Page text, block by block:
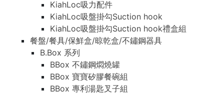
KiahLoc吸力配件
KiahLoc吸盤掛勾Suction hook
KiahLoc吸盤掛勾Suction hook禮盒組
餐盤/餐具/保鮮盒/晾乾盒/不鏽鋼器具
B.Box 系列
BBox 不鏽鋼燜燒罐
BBox 寶寶矽膠餐碗組
BBox 專利湯匙叉子組